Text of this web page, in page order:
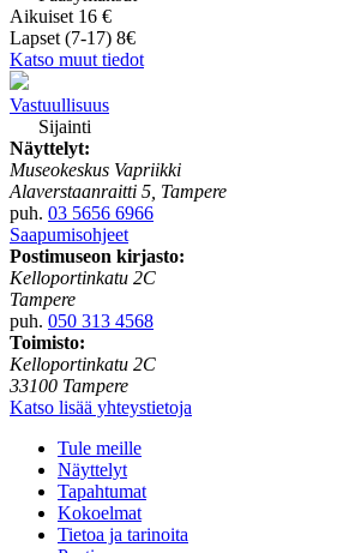
Aikuiset 16 €
Lapset (7-17) 8€
Katso muut tiedot
Vastuullisuus
Sijainti
Näyttelyt:
Museokeskus Vapriikki
Alaverstaanraitti 5, Tampere
puh. 03 5656 6966
Saapumisohjeet
Postimuseon kirjasto:
Kelloportinkatu 2C
Tampere
puh. 050 313 4568
Toimisto:
Kelloportinkatu 2C
33100 Tampere
Katso lisää yhteystietoja
Tule meille
Näyttelyt
Tapahtumat
Kokoelmat
Tietoa ja tarinoita